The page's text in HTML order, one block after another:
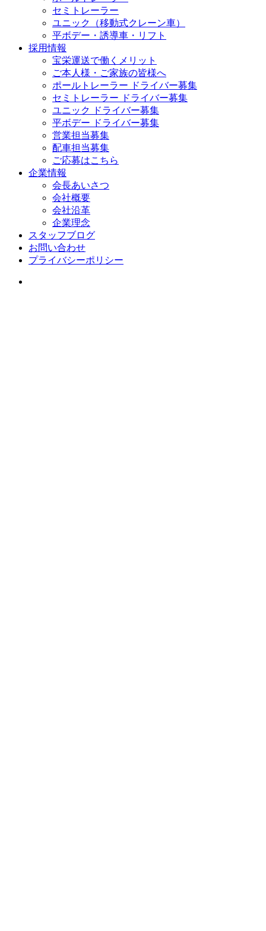
セミトレーラー
ユニック（移動式クレーン車）
平ボデー・誘導車・リフト
採用情報
宝栄運送で働くメリット
ご本人様・ご家族の皆様へ
ポールトレーラー ドライバー募集
セミトレーラー ドライバー募集
ユニック ドライバー募集
平ボデー ドライバー募集
営業担当募集
配車担当募集
ご応募はこちら
企業情報
会長あいさつ
会社概要
会社沿革
企業理念
スタッフブログ
お問い合わせ
プライバシーポリシー